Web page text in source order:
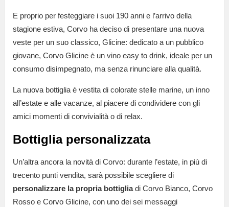
E proprio per festeggiare i suoi 190 anni e l’arrivo della
stagione estiva, Corvo ha deciso di presentare una nuova
veste per un suo classico, Glicine: dedicato a un pubblico
giovane, Corvo Glicine è un vino easy to drink, ideale per un
consumo disimpegnato, ma senza rinunciare alla qualità.
La nuova bottiglia è vestita di colorate stelle marine, un inno
all’estate e alle vacanze, al piacere di condividere con gli
amici momenti di convivialità o di relax.
Bottiglia personalizzata
Un’altra ancora la novità di Corvo: durante l’estate, in più di
trecento punti vendita, sarà possibile scegliere di
personalizzare la propria bottigliadi Corvo Bianco, Corvo
Rosso e Corvo Glicine, con uno dei sei messaggi